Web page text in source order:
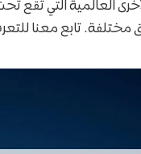
العالمية التي
تابع معنا